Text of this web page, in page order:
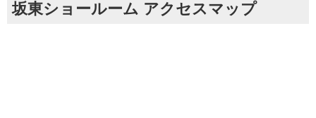
坂東ショールーム アクセスマップ